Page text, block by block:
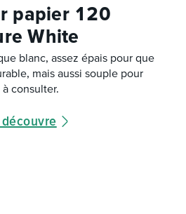
papier 120
White
blanc, assez épais pour que
mais aussi souple pour
consulter.